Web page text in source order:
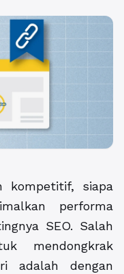
kompetitif, siapa
performa
SEO. Salah
mendongkrak
adalah dengan